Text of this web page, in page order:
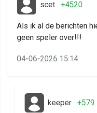
scet +4520
Als ik al de berichten
geen speler over!!!
04-06-2026 15:14
keeper +579